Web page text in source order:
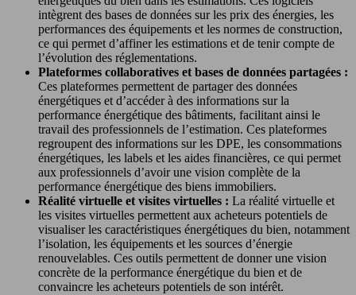
intègrent des bases de données sur les prix des énergies, les
performances des équipements et les normes de construction,
ce qui permet d’affiner les estimations et de tenir compte de
l’évolution des réglementations.
Plateformes collaboratives et bases de données partagées :
Ces plateformes permettent de partager des données
énergétiques et d’accéder à des informations sur la
performance énergétique des bâtiments, facilitant ainsi le
travail des professionnels de l’estimation. Ces plateformes
regroupent des informations sur les DPE, les consommations
énergétiques, les labels et les aides financières, ce qui permet
aux professionnels d’avoir une vision complète de la
performance énergétique des biens immobiliers.
Réalité virtuelle et visites virtuelles : La réalité virtuelle et
les visites virtuelles permettent aux acheteurs potentiels de
visualiser les caractéristiques énergétiques du bien, notamment
l’isolation, les équipements et les sources d’énergie
renouvelables. Ces outils permettent de donner une vision
concrète de la performance énergétique du bien et de
convaincre les acheteurs potentiels de son intérêt.